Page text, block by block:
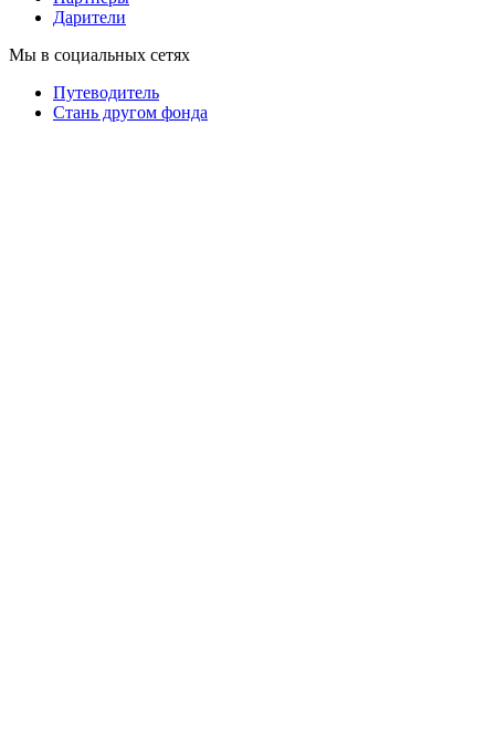
Дарители
Мы в социальных сетях
Путеводитель
Cтань другом фонда